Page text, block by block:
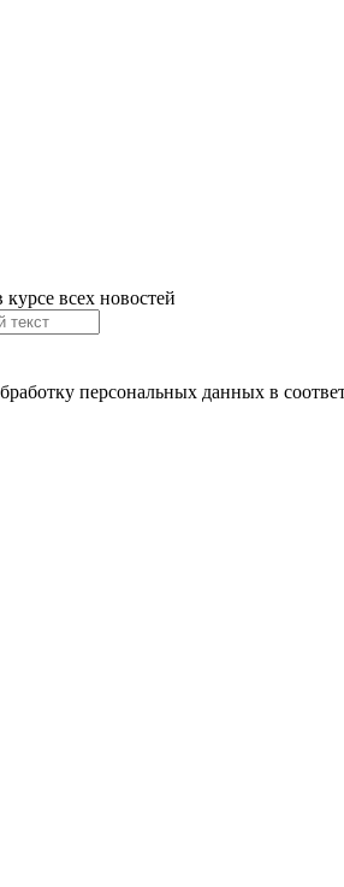
всех новостей
персональных данных в